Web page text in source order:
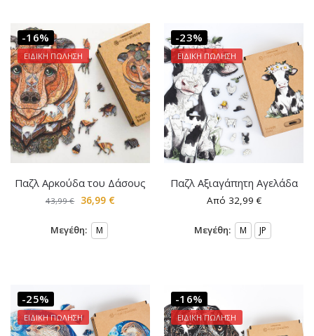
-16%
ΕΙΔΙΚΗ ΠΩΛΗΣΗ
Παζλ Αρκούδα του Δάσους
43,99€ 36,99 €
Μεγέθη: M
-23%
ΕΙΔΙΚΗ ΠΩΛΗΣΗ
Παζλ Αξιαγάπητη Αγελάδα
Από 32,99€
Μεγέθη: M JP
-25%
ΕΙΔΙΚΗ ΠΩΛΗΣΗ
-16%
ΕΙΔΙΚΗ ΠΩΛΗΣΗ